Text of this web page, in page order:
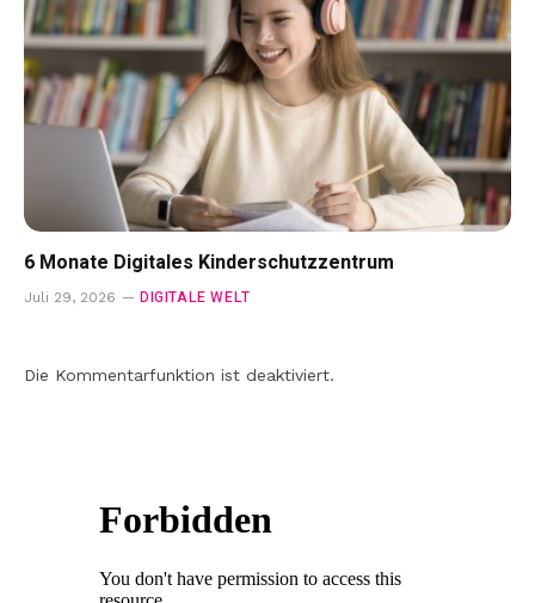
6 Monate Digitales Kinderschutzzentrum
Juli 29, 2026 DIGITALE WELT
Die Kommentarfunktion ist deaktiviert.